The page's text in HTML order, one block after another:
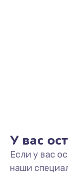
У вас
Если у вас
наши